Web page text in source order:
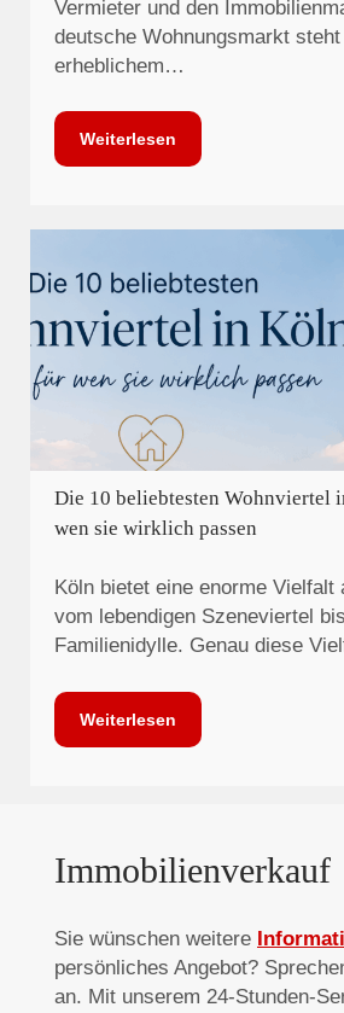
Vermieter und den
deutsche Wohnungsmarkt
erheblichem…
Weiterlesen
Die 10 beliebtesten Wohnviertel
wen sie wirklich passen
Köln bietet eine enorme Vielfalt
vom lebendigen Szeneviertel
Familienidylle. Genau diese
Weiterlesen
Immobilienverkauf
Sie wünschen weitere
persönliches Angebot?
an. Mit unserem 24-Stunden-